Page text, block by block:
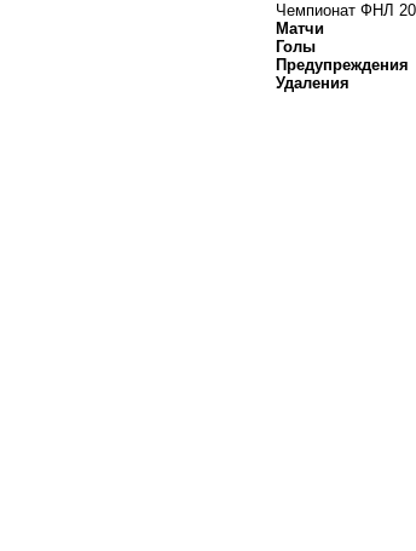
Чемпионат ФНЛ
Матчи
Голы
Предупреждения
Удаления